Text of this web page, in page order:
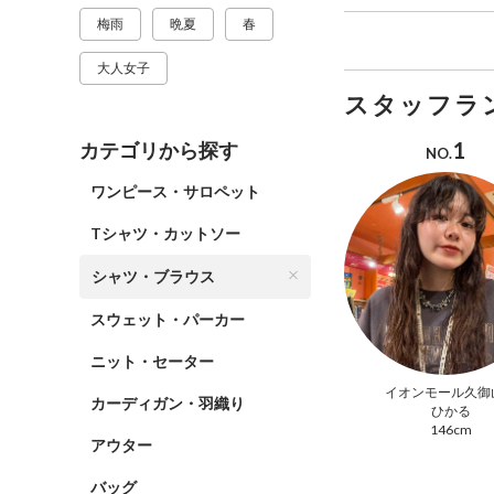
梅雨 晩夏 春
大人女子
カテゴリから探す
ワンピース・サロペット
Tシャツ・カットソー
シャツ・ブラウス
スウェット・パーカー
ニット・セーター
カーディガン・羽織り
アウター
バッグ
スタッフラ
NO.1
イオンモール久御
ひかる
146cm